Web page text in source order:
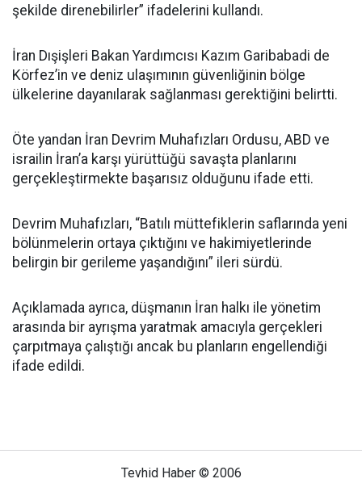
şekilde direnebilirler” ifadelerini kullandı.
İran Dışişleri Bakan Yardımcısı Kazım Garibabadi de
Körfez’in ve deniz ulaşımının güvenliğinin bölge
ülkelerine dayanılarak sağlanması gerektiğini belirtti.
Öte yandan İran Devrim Muhafızları Ordusu, ABD ve
israilin İran’a karşı yürüttüğü savaşta planlarını
gerçekleştirmekte başarısız olduğunu ifade etti.
Devrim Muhafızları, “Batılı müttefiklerin saflarında yeni
bölünmelerin ortaya çıktığını ve hakimiyetlerinde
belirgin bir gerileme yaşandığını” ileri sürdü.
Açıklamada ayrıca, düşmanın İran halkı ile yönetim
arasında bir ayrışma yaratmak amacıyla gerçekleri
çarpıtmaya çalıştığı ancak bu planların engellendiği
ifade edildi.
Tevhid Haber © 2006